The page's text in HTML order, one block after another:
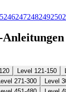
246247248249250
Level 121-150
271-300
Level